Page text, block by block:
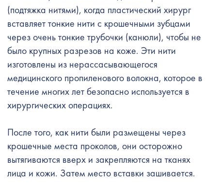
(подтяжка нитями), когда пластический хирург
вставляет тонкие нити с крошечными зубцами
через очень тонкие трубочки (канюли), чтобы не
было крупных разрезов на коже. Эти нити
изготовлены из нерассасывающегося
медицинского пропиленового волокна, которое в
течение многих лет безопасно используется в
хирургических операциях.
После того, как нити были размещены через
крошечные места проколов, они осторожно
вытягиваются вверх и закрепляются на тканях
лица и кожи. Затем место вставки зашивается.